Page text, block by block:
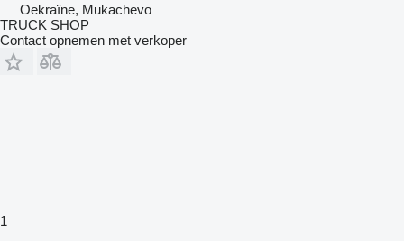
Oekraïne, Mukachevo
TRUCK SHOP
Contact opnemen met verkoper
1